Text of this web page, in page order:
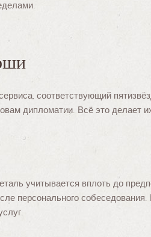
соответствующий
дипломатии. Всё это
учитывается вплоть до
персонального